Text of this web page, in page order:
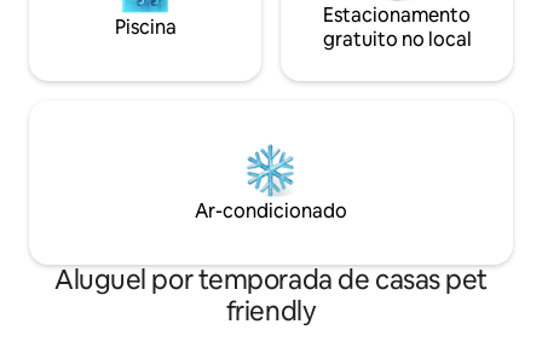
Piscina
Estacionamento
gratuito no local
Ar-condicionado
Aluguel por temporada de casas pet
friendly